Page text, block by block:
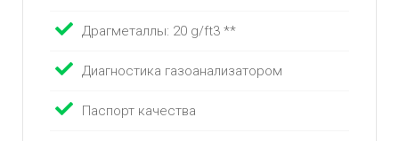
Драгметаллы: 20 g/ft3 **
Диагностика газоанализатором
Паспорт качества